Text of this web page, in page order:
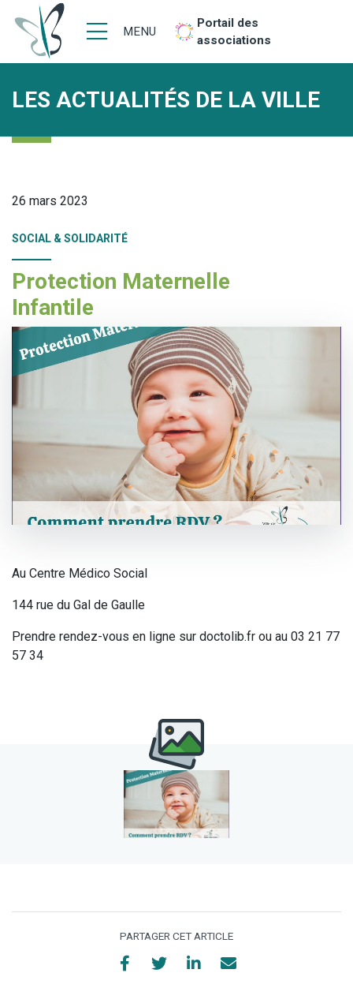
MENU
Portail des
associations
LES ACTUALITÉS DE LA VILLE
26 mars 2023
SOCIAL & SOLIDARITÉ
Protection Maternelle
Infantile
Au Centre Médico Social
144 rue du Gal de Gaulle
Prendre rendez-vous en ligne sur doctolib.fr ou au 03 21 77
57 34
PARTAGER CET ARTICLE